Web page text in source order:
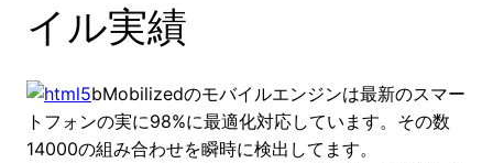
イル実績
bMobilizedのモバイルエンジンは最新のスマー
トフォンの実に98%に最適化対応しています。その数
14000の組み合わせを瞬時に検出してます。